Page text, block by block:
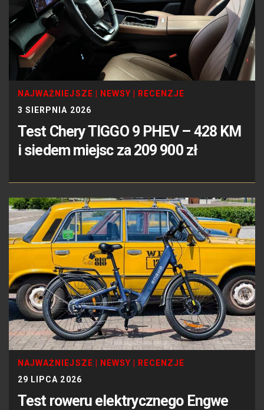
NAJWAŻNIEJSZE NEWSY
RECENZJE
3 SIERPNIA 2026
Test Chery TIGGO 9 PHEV – 428 KM
i siedem miejsc za 209 900 zł
NAJWAŻNIEJSZE NEWSY
RECENZJE
29 LIPCA 2026
Test roweru elektrycznego Engwe